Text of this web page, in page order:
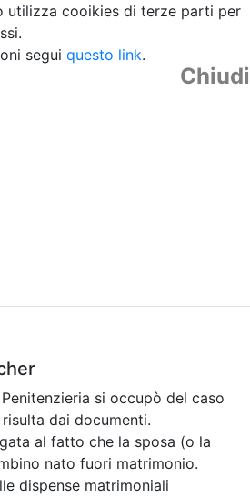
utilizza cooikies di terze parti per
segui questo link.
Chiudi
si occupò del caso
dai documenti.
al fatto che la sposa (o la
nato fuori matrimonio.
dispense matrimoniali